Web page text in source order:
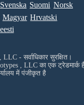
Svenska Suomi Norsk
Magyar Hrvatski
eesti
- सर्वाधिकार सुरक्षित।
, LLCका एक ट्रेडमार्क
में पंजीकृत है